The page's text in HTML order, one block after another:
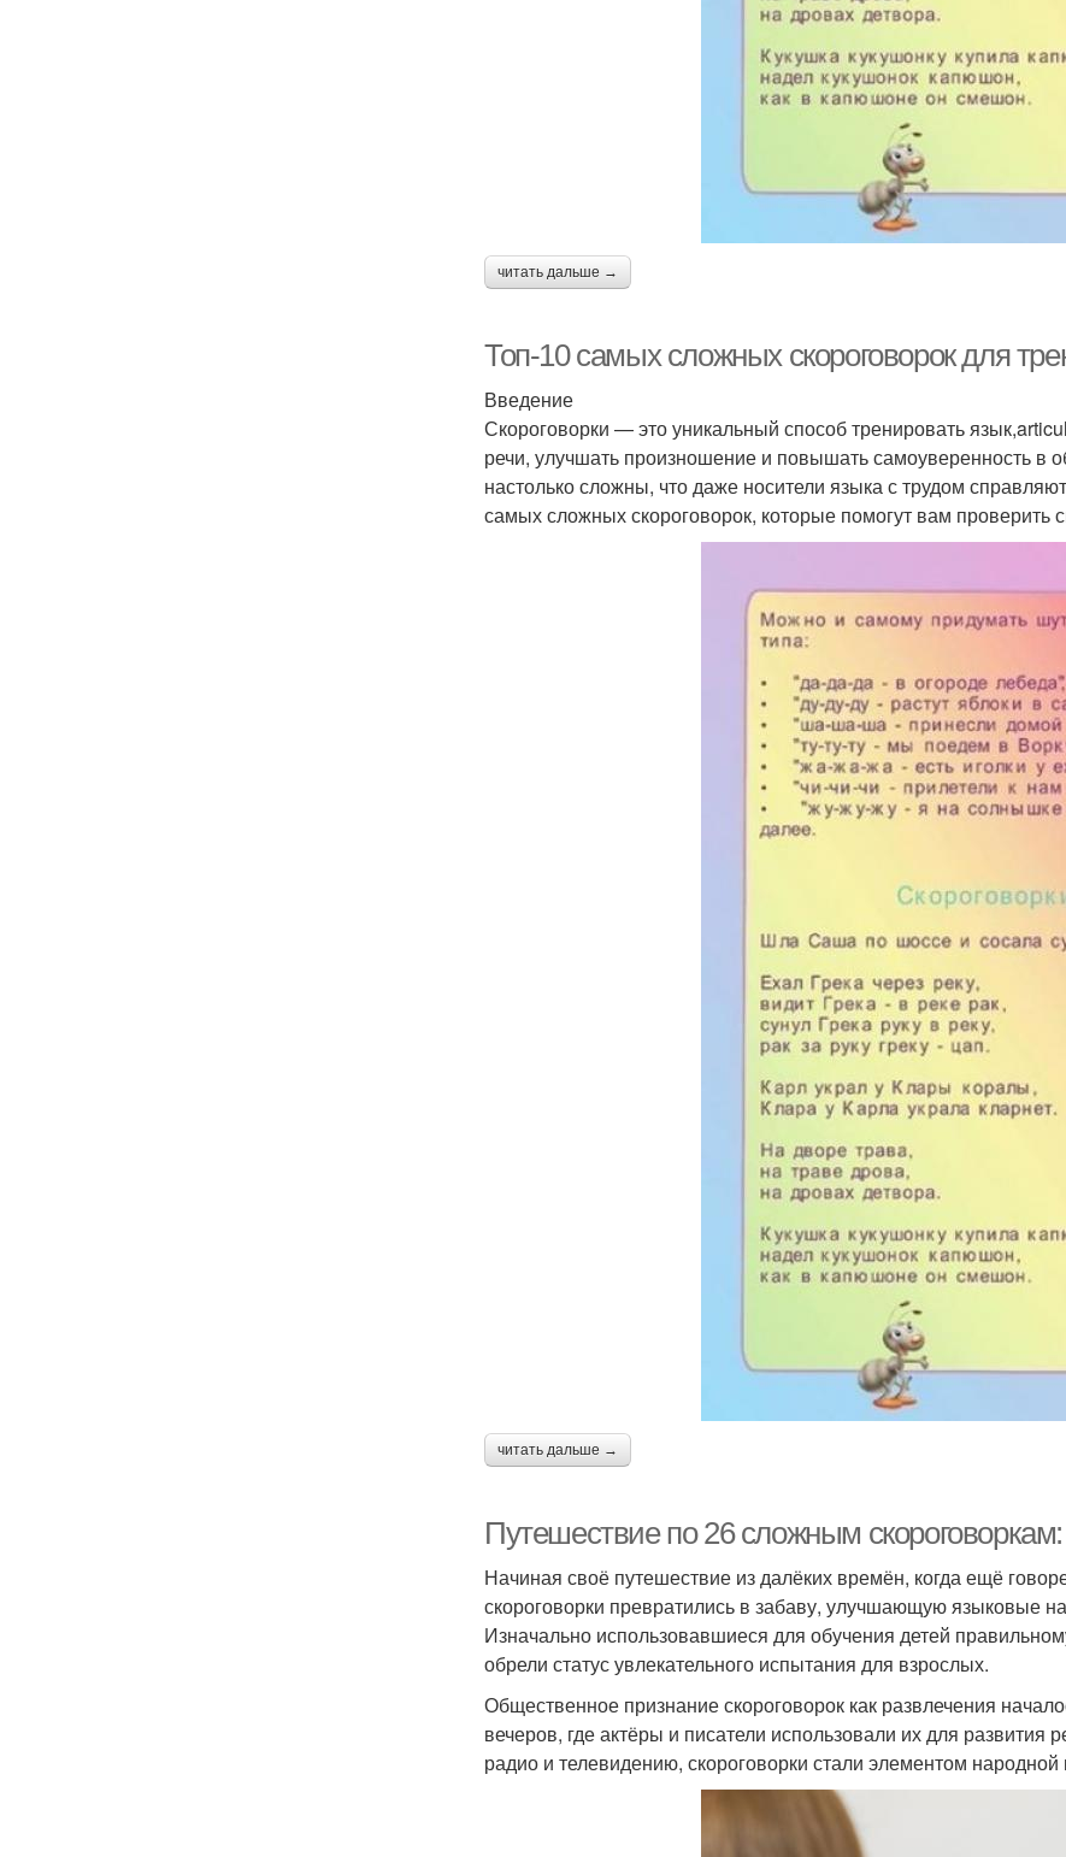
читать дальше →
Топ-10 самых сложных скороговорок для
Введение
Скороговорки — это уникальный способ тренировать
речи, улучшать произношение и повышать самоуверенность в
настолько сложны, что даже носители языка с трудом
самых сложных скороговорок, которые помогут вам проверить
читать дальше →
Путешествие по 26 сложным скороговоркам:
Начиная своё путешествие из далёких времён, когда ещё
скороговорки превратились в забаву, улучшающую языковые
Изначально использовавшиеся для обучения детей
обрели статус увлекательного испытания для взрослых.
Общественное признание скороговорок как развлечения
вечеров, где актёры и писатели использовали их для
радио и телевидению, скороговорки стали элементом